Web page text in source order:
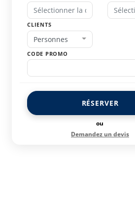
CLIENTS
Personnes
CODE PROMO
RÉSERVER
ou
Demandez un devis